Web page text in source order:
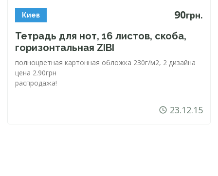
Киев 90грн.
Тетрадь для нот, 16 листов, скоба,
горизонтальная ZIBI
полноцветная картонная обложка 230г/м2, 2 дизайна
цена 2.90грн
распродажа!
23.12.15